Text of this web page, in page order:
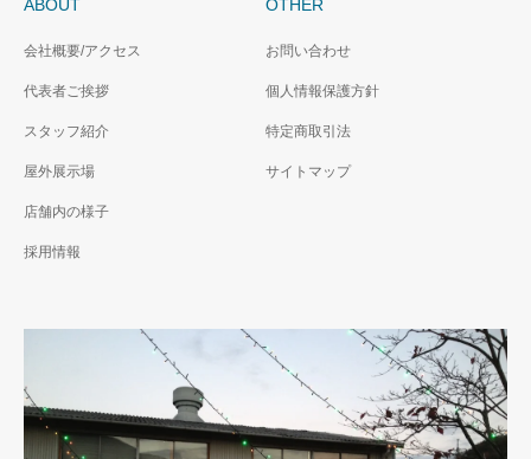
ABOUT
会社概要/アクセス
代表者ご挨拶
スタッフ紹介
屋外展示場
店舗内の様子
採用情報
OTHER
お問い合わせ
個人情報保護方針
特定商取引法
サイトマップ